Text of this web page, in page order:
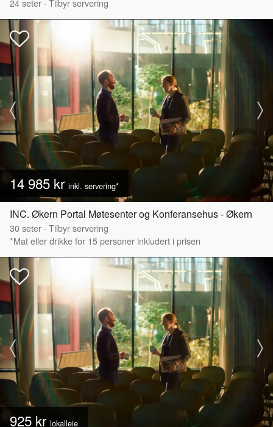
24seter · Tilbyr servering
14 985 kr inkl. servering*
INC. Økern Portal Møtesenter og Konferansehus - Økern
30seter · Tilbyr servering
*Mat eller drikke for 15 personer inkludert i prisen
925 kr lokalleie